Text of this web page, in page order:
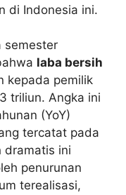
di Indonesia ini.
semester
laba bersih
kepada pemilik
triliun. Angka ini
(YoY)
tercatat pada
dramatis ini
penurunan
terealisasi,